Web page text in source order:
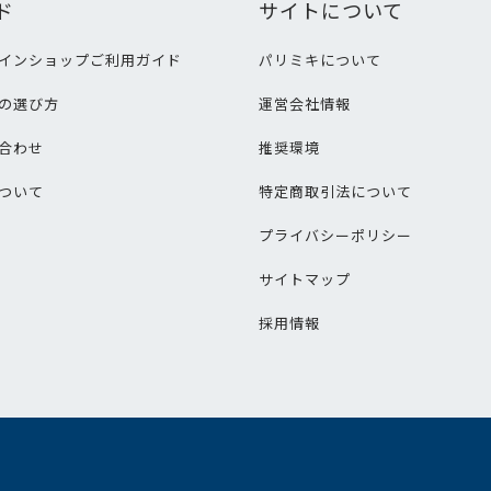
ンショップご利用ガイド
選び方
わせ
いて
サイトについて
パリミキについて
運営会社情報
推奨環境
特定商取引法について
プライバシーポリシー
サイトマップ
採用情報